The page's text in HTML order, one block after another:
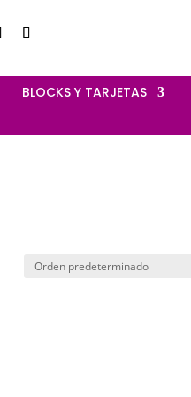
‎ BLOCKS Y TARJETAS